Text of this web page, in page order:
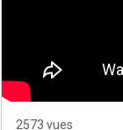
2573 vues